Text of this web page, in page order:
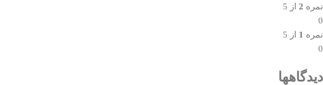
نمره 2 از 5
0
نمره 1 از 5
0
دیدگاهها